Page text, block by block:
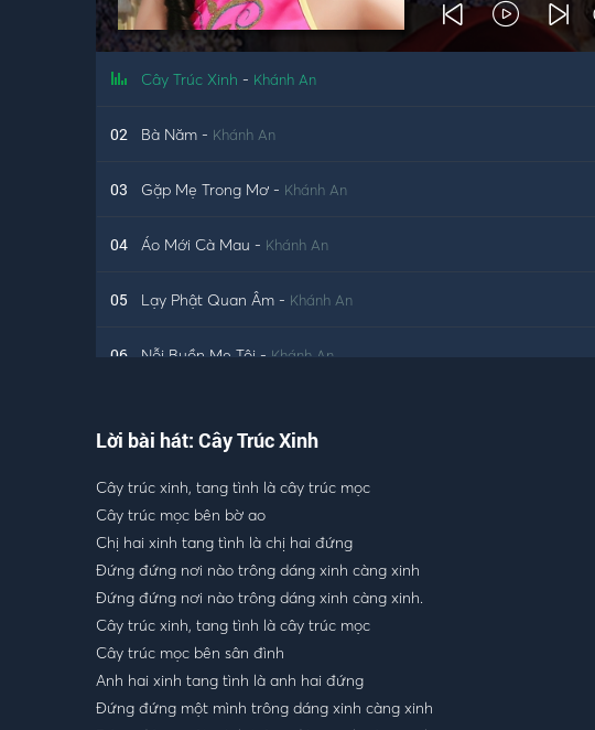
Cây Trúc Xinh - Khánh An
02 Bà Năm - Khánh An
03 Gặp Mẹ Trong Mơ - Khánh An
04 Áo Mới Cà Mau - Khánh An
05 Lạy Phật Quan Âm - Khánh An
06 Nỗi Buồn Mẹ Tôi - Khánh An
09 Tình Cha- Khánh An
10 Quê Em Mùa Nước Lũ-Khánh An
11 Lạy Mẹ Quan Âm - Khánh An
12 Ta Thuộc Về Nhau -Khánh An
Lời bài hát: Cây Trúc Xinh
Cây trúc xinh, tang tình là cây trúc mọc
Cây trúc mọc bên bờ ao
Chị hai xinh tang tình là chị hai đứng
Đứng đứng nơi nào trông dáng xinh càng xinh
Đứng đứng nơi nào trông dáng xinh càng xinh.
Cây trúc xinh, tang tình là cây trúc mọc
Cây trúc mọc bên sân đình
Anh hai xinh tang tình là anh hai đứng
Đứng đứng một mình trông dáng xinh càng xinh